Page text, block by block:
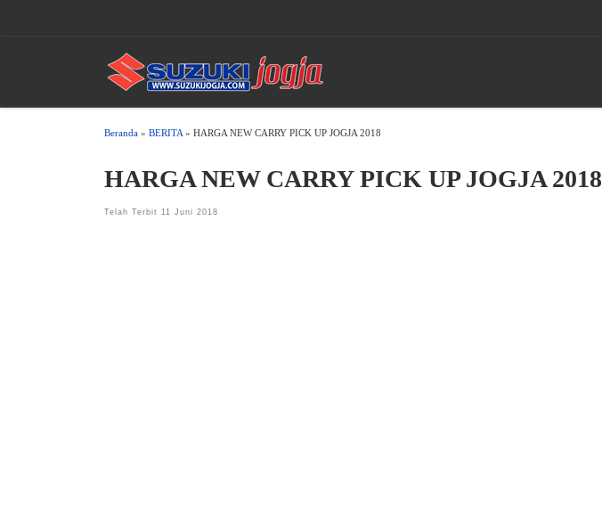
Beranda » BERITA » HARGA NEW CARRY PICK UP JOGJA 2018
HARGA NEW CARRY PICK UP JOGJA 2018
Telah Terbit 11 Juni 2018